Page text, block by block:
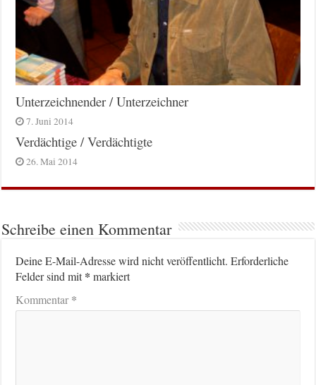
Unterzeichnender / Unterzeichner
7. Juni 2014
Verdächtige / Verdächtigte
26. Mai 2014
Schreibe einen Kommentar
Deine E-Mail-Adresse wird nicht veröffentlicht. Erforderliche
Felder sind mit* markiert
Kommentar*